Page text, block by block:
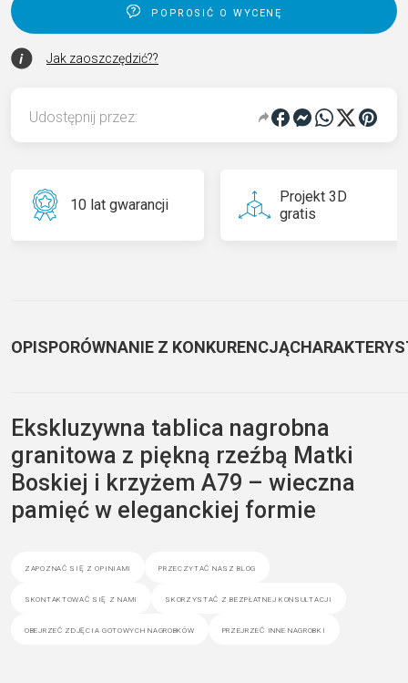
poprosić o wycenę
Jak zaoszczędzić??
Udostępnij przez:
10 lat gwarancji
Projekt 3D
gratis
OPISPORÓWNANIE Z KONKURENCJĄ
Ekskluzywna tablica nagrobna
granitowa z piękną rzeźbą Matki
Boskiej i krzyżem A79 – wieczna
pamięć w eleganckiej formie
zapoznać się z opiniami przeczytać nasz blog
skontaktować się z nami skorzystać z bezpłatnej konsultacji
obejrzeć zdjęcia gotowych nagrobków przejrzeć inne nagrobki